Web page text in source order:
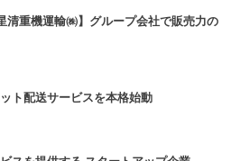
清重機運輸㈱】グループ会社で販売力の
ト配送サービスを本格始動